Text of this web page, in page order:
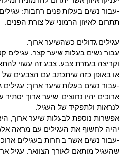
-עבור נשים בעלות פנים רחבות:
תתרום לאיזון הרמוני של צורת הפנים.
עגילים גדולים כשהשיער ארוך.
עבור נשים בעלות שיער קצר: עגילים
וקריצה בעזרת צבע. צבע זה עשוי
או באופן כזה שיתכתב עם הצבעים
-עבור נשים בעלות שיער ארוך: עגילים
ארוכים יהיו נחוצים. שיער ארוך יסתיר
לנראות ולתפקיד של העגיל.
אפשרות נוספת לבעלות שיער ארוך,
יהיה לחשוף את העגילים עם מראה
-עבור נשים אשר בוחרות בעגילים
שהעגיל מותאם לאורך הצוואר. עגיל